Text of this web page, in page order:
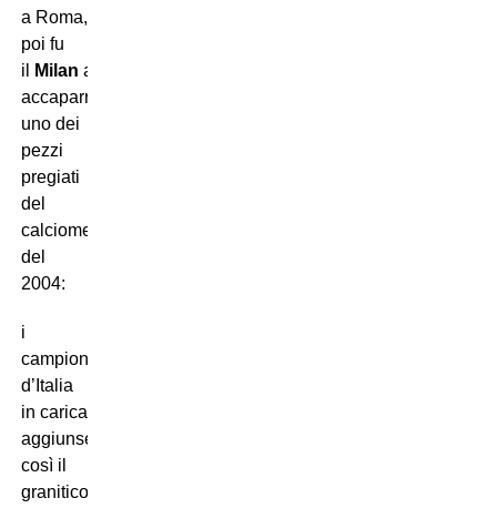
a Roma,
poi fu
il
Milan ad
accaparrarsi
uno dei
pezzi
pregiati
del
calciomercato
del
2004:
i
campioni
d’Italia
in carica
aggiunsero
così il
granitico